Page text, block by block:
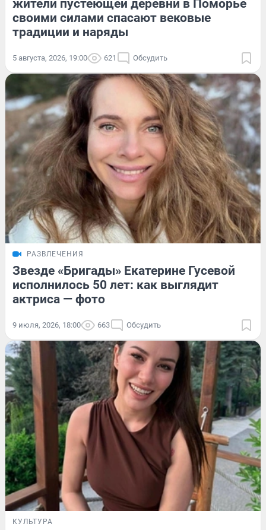
жители пустеющей деревни в Поморье
своими силами спасают вековые
традиции и наряды
5 августа, 2026, 19:00 621 Обсудить
РАЗВЛЕЧЕНИЯ
Звезде «Бригады» Екатерине Гусевой
исполнилось 50 лет: как выглядит
актриса — фото
9 июля, 2026, 18:00 663 Обсудить
КУЛЬТУРА